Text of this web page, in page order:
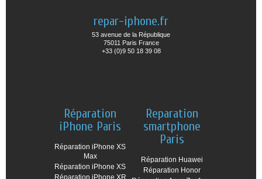
repar-iphone.fr
53 avenue de la République
75011 Paris France
+33 (0)9 50 18 39 08
Réparation
iPhone Paris
Réparation iPhone XS
Max
Réparation iPhone XS
Réparation iPhone XR
Reparation
smartphone
Paris
Réparation Huawei
Réparation Honor